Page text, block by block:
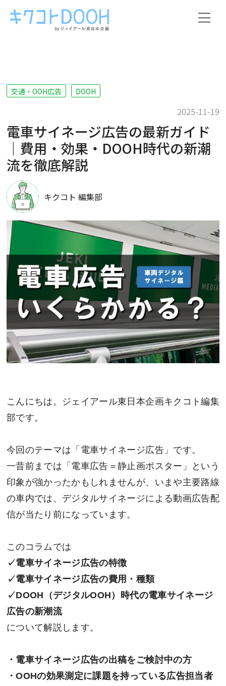
交通・OOH広告 DOOH
2025-11-19
電車サイネージ広告の最新ガイド
｜費用・効果・DOOH時代の新潮
流を徹底解説
キクコト 編集部
こんにちは。ジェイアール東日本企画キクコト編集
部です。
今回のテーマは「電車サイネージ広告」です。
一昔前までは「電車広告＝静止画ポスター」という
印象が強かったかもしれませんが、いまや主要路線
の車内では、デジタルサイネージによる動画広告配
信が当たり前になっています。
このコラムでは
✓電車サイネージ広告の特徴
✓電車サイネージ広告の費用・種類
✓DOOH（デジタルOOH）時代の電車サイネージ
広告の新潮流
について解説します。
・電車サイネージ広告の出稿をご検討中の方
・OOHの効果測定に課題を持っている広告担当者